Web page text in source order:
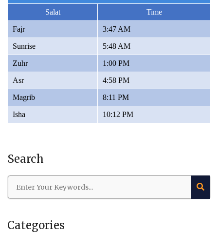
Salat Time
Fajr 3:47 AM
Sunrise 5:48 AM
Zuhr 1:00 PM
Asr 4:58 PM
Magrib 8:11 PM
Isha 10:12 PM
Search
Categories